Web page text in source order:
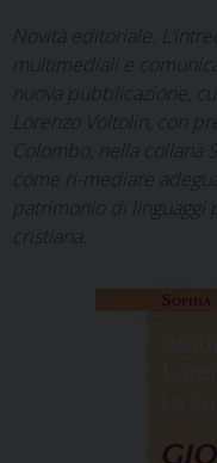
Novità editoriale.
multimediali e
nuova pubblicazione,
Lorenzo Voltolin, con
Colombo, nella collana
come ri-mediare
patrimonio di linguaggi
cristiana.